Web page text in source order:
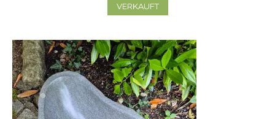
VERKAUFT